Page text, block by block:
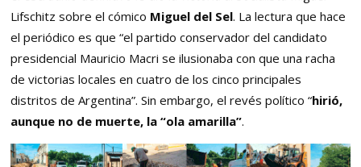
Lifschitz sobre el cómico Miguel del Sel. La lectura que hace
el periódico es que “el partido conservador del candidato
presidencial Mauricio Macri se ilusionaba con que una racha
de victorias locales en cuatro de los cinco principales
distritos de Argentina”. Sin embargo, el revés político “hirió,
aunque no de muerte, la “ola amarilla”.